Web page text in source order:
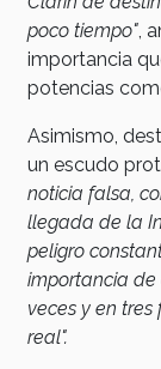
poco tiempo",
importancia
potencias
Asimismo,
un escudo
noticia falsa,
llegada de la
peligro
importancia de
veces y en
real".